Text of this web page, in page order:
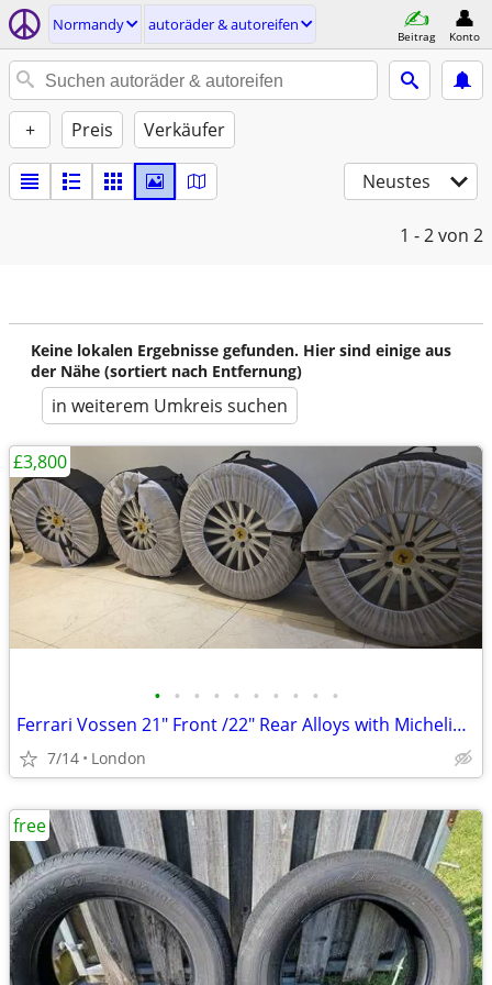
Normandy autoräder & autoreifen
Beitrag Konto
+ Preis Verkäufer
Neustes
1 - 2von 2
Keine lokalen Ergebnisse gefunden. Hier sind einige aus
der Nähe (sortiert nach Entfernung)
in weiterem Umkreis suchen
• • • • • • • • • •
Ferrari Vossen 21" Front /22" Rear Alloys with Michelin Pilot Sport 4
7/14 London
£3,800
free